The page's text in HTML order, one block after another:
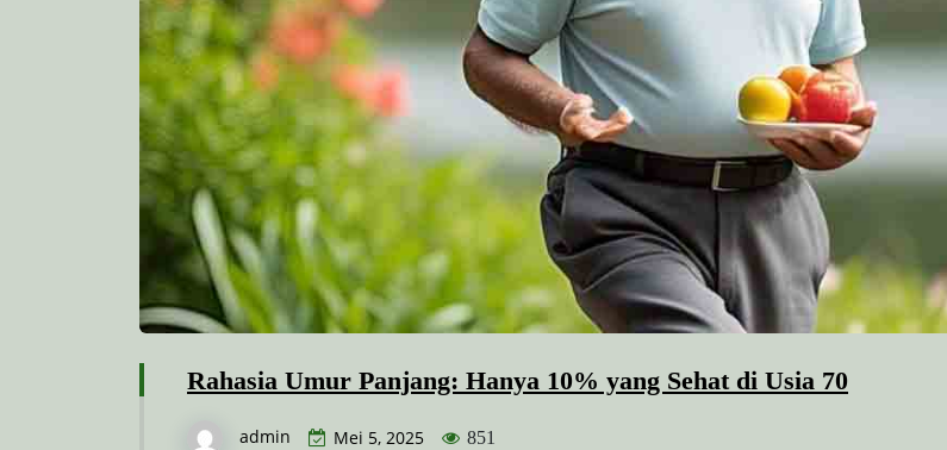
Rahasia Umur Panjang: Hanya 10% yang Sehat di Usia 70
admin Mei 5, 2025 851